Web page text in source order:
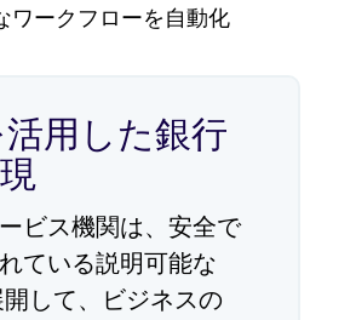
ワークフローを自動化
用した銀行
ビス機関は、安全で
ている説明可能な
して、ビジネスの